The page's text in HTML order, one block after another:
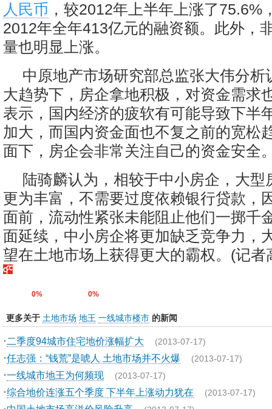
人民币 ，较2012年上半年上涨了75.6%
2012年全年413亿元的融资额。此外，
量也明显上涨。
中原地产市场研究部总监张大伟分析
大趋势下，房企拿地积极，对资金需求
表示，国内经济的疲软有可能导致下半
加大，而国内资金面也不复之前的宽松
面下，房企会非常关注自己的资金安全
陆骑麟认为，相较于中小房企，大型
更为丰富，不需要过度依赖银行贷款，
面前，流动性紧张未能阻止他们一掷千
面延续，中小房企将更加缺乏竞争力，
望在土地市场上获得更大的霸权。 (记者
0% 0%
更多关于 土地市场 地王 一线城市楼市 的新闻
· 二季度94城市住宅地价涨幅扩大 (2013-07-17)
·任志强：“钱荒”是唬人 土地市场并不火爆 (2013-07-17)
·一线城市地王为何频现 (2013-07-17)
·综合地价连涨五个季度 下半年上涨动力犹在 (2013-07-17)